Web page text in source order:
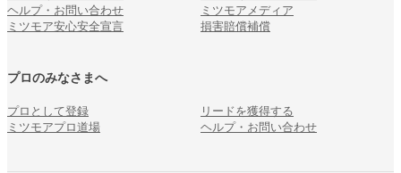
ヘルプ・お問い合わせ
ミツモアメディア
ミツモア安心安全宣言
損害賠償補償
プロのみなさまへ
プロとして登録
リードを獲得する
ミツモアプロ道場
ヘルプ・お問い合わせ